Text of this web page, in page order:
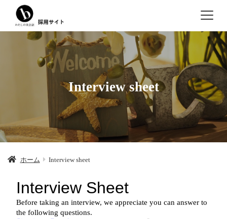
Interview sheet
ホーム Interview sheet